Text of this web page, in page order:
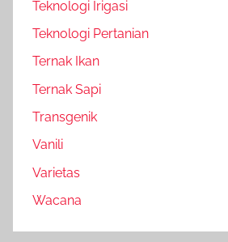
Teknologi Irigasi
Teknologi Pertanian
Ternak Ikan
Ternak Sapi
Transgenik
Vanili
Varietas
Wacana